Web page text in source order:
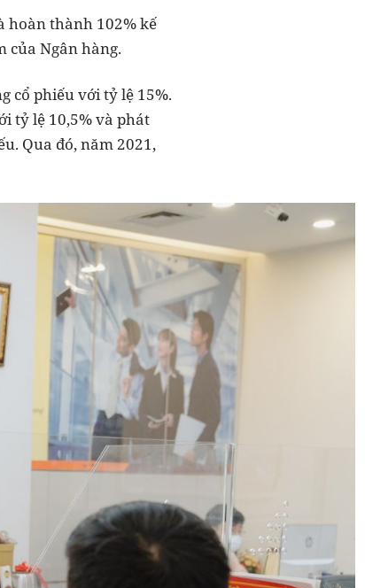
hoàn thành 102% kế
của Ngân hàng.
cổ phiếu với tỷ lệ 15%.
tỷ lệ 10,5% và phát
Qua đó, năm 2021,